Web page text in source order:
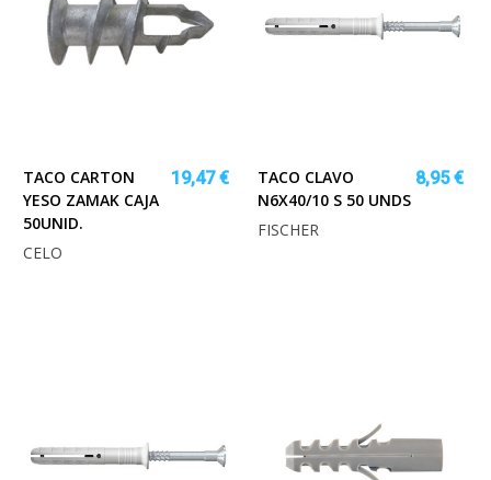
TACO CARTON
YESO ZAMAK CAJA
50UNID.
19,47 €
CELO
TACO CLAVO
N6X40/10 S 50 UNDS
8,95 €
FISCHER